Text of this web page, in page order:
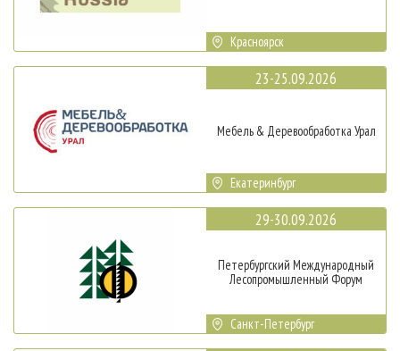
Красноярск
23-25.09.2026
Мебель & Деревообработка Урал
Екатеринбург
29-30.09.2026
Петербургский Международный
Лесопромышленный Форум
Санкт-Петербург